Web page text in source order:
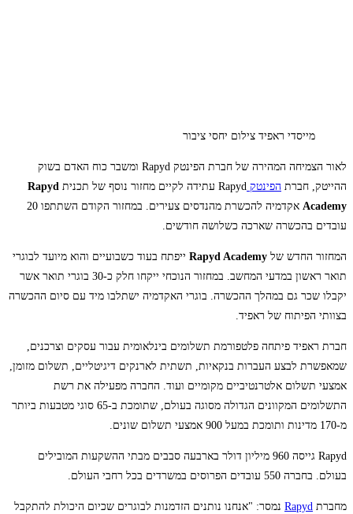
מייסדי ראפיד צילום יחסי ציבור
לאור הצמיחה המהירה של חברת הפינטק Rapyd ומשבר כוח האדם בשוק
ההייטק, חברת הפינטק Rapyd עתידה לקיים מחזור נוסף של תכנית
Rapyd
Academy
אקדמיה להכשרת מהנדסים צעירים. במחזור הקודם השתתפו 20
עובדים בהכשרה שארכה כשלושה חודשים.
המחזור החדש של Rapyd Academy ייפתח בעוד כשבועיים והוא מיועד לבוגרי
תואר ראשון במדעי המחשב. במחזור הנוכחי ייקחו חלק כ-30 בוגרי תואר אשר
יקבלו שכר גם במהלך ההכשרה. בוגרי האקדמיה ישתלבו מיד עם סיום ההכשרה
בצוותי הפיתוח של ראפיד.
חברת ראפיד פיתחה פלטפורמת תשלומים בינלאומית עבור עסקים וצרכנים,
שמאפשרת לבצע העברות בנקאיות, תשתית לארנקים דיגיטליים, תשלום מזומן,
אמצעי תשלום אלטרנטיביים מקומיים ועוד. החברה מפעילה את רשת
התשלומים המקוונים הגדולה מסוגה בעולם, שתומכת ב-65 סוגי מטבעות ביותר
מ-170 מדינות ותומכת במעל 900 אמצעי תשלום שונים.
Rapyd גייסה 960 מיליון דולר בארבעה סבבים מבתי ההשקעות המובילים
בעולם. בחברה 550 עובדים הפרוסים במשרדים בכל רחבי העולם.
מחברת Rapyd נמסר: "אנחנו נותנים הזדמנות לבוגרים שכיום היכולת להתקבל